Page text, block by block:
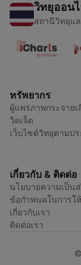
วิทยุออน
สถานีวิทยุแ
ทรัพยากร
ผู้แพร่ภาพกระจายเ
วิดเจ็ต
เว็บไซต์วิทยุตามปร
เกี่ยวกับ & ติดต่อ
นโยบายความเป็น
ข้อกำหนดในการใ
เกี่ยวกับเรา
ติดต่อเรา